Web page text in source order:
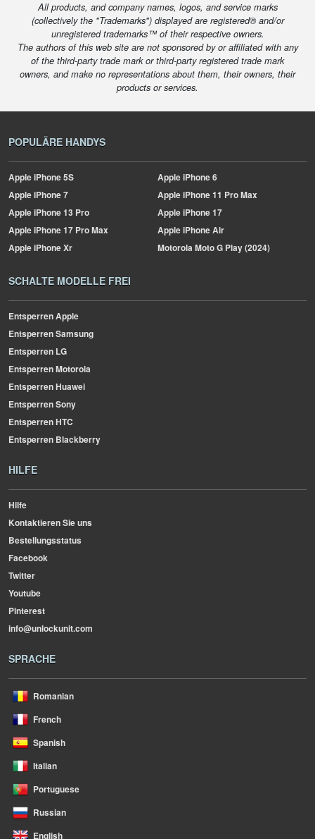
All products, and company names, logos, and service marks
(collectively the "Trademarks") displayed are registered® and/or
unregistered trademarks™ of their respective owners.
The authors of this web site are not sponsored by or affiliated with any
of the third-party trade mark or third-party registered trade mark
owners, and make no representations about them, their owners, their
products or services.
POPULÄRE HANDYS
AppleiPhone 5S AppleiPhone 6
AppleiPhone 7 AppleiPhone 11 Pro Max
AppleiPhone 13 Pro AppleiPhone 17
AppleiPhone 17 Pro Max AppleiPhone Air
AppleiPhone Xr MotorolaMoto G Play (2024)
SCHALTE MODELLE FREI
Entsperren Apple
Entsperren Samsung
Entsperren LG
Entsperren Motorola
Entsperren Huawei
Entsperren Sony
Entsperren HTC
Entsperren Blackberry
HILFE
Hilfe
Kontaktieren Sie uns
Bestellungsstatus
Facebook
Twitter
Youtube
Pinterest
info@unlockunit.com
SPRACHE
Romanian
French
Spanish
Italian
Portuguese
Russian
English